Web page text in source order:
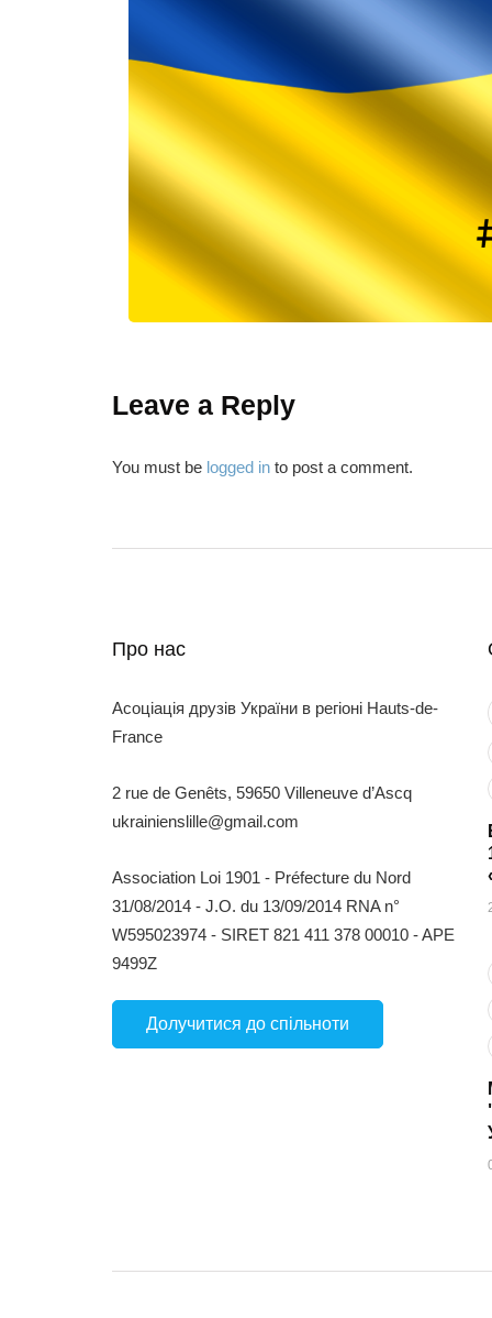
Leave a Reply
You must be logged in to post a comment.
Про нас
Асоціація друзів України в регіоні Hauts-de-
France
2 rue de Genêts, 59650 Villeneuve d’Ascq
ukrainienslille@gmail.com
Association Loi 1901 - Préfecture du Nord
31/08/2014 - J.O. du 13/09/2014 RNA n°
W595023974 - SIRET 821 411 378 00010 - APE
9499Z
Долучитися до спільноти